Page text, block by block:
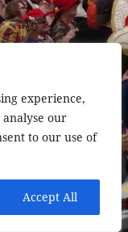
experience,
our
to our use of
Accept All